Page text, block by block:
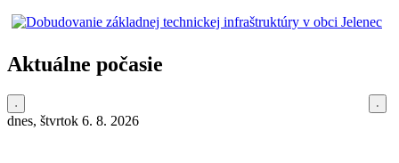
Aktuálne počasie
dnes, štvrtok 6. 8. 2026